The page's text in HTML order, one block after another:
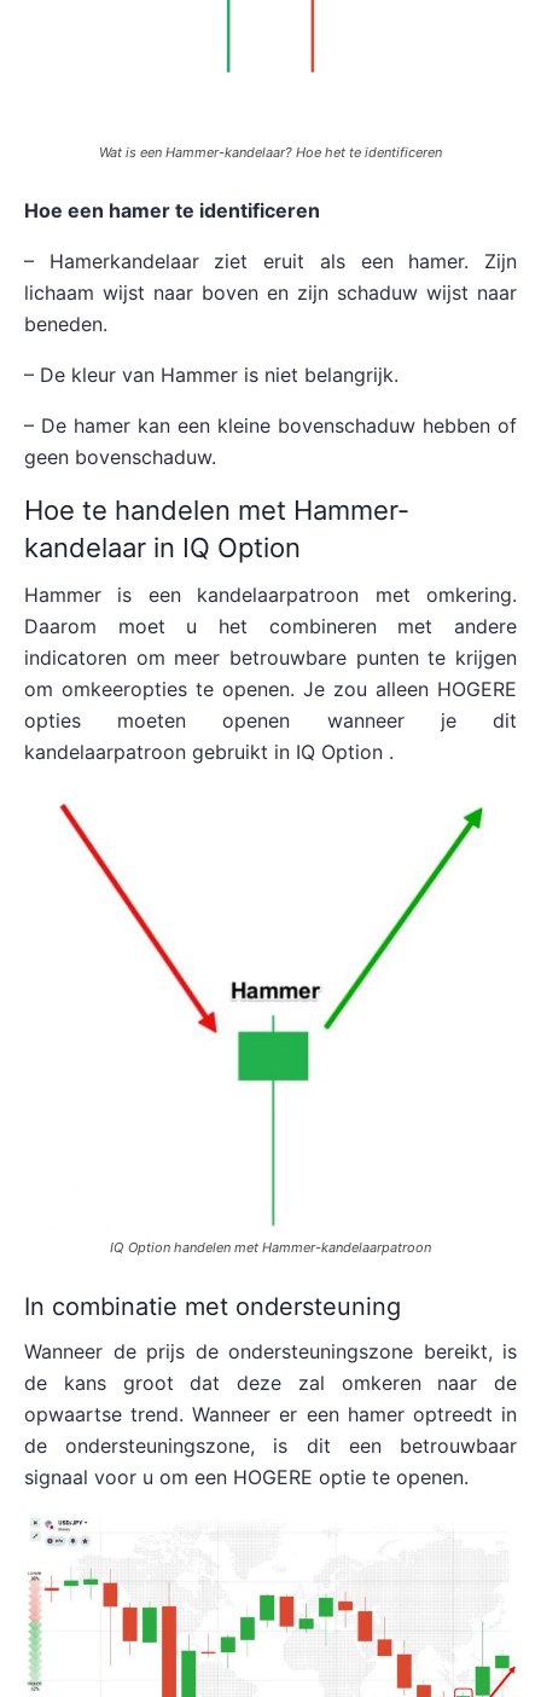
Wat is een Hammer-kandelaar? Hoe het te identificeren
Hoe een hamer te identificeren
– Hamerkandelaar ziet eruit als een hamer. Zijn
lichaam wijst naar boven en zijn schaduw wijst naar
beneden.
– De kleur van Hammer is niet belangrijk.
– De hamer kan een kleine bovenschaduw hebben of
geen bovenschaduw.
Hoe te handelen met Hammer-
kandelaar in IQ Option
Hammer is een kandelaarpatroon met omkering.
Daarom moet u het combineren met andere
indicatoren om meer betrouwbare punten te krijgen
om omkeeropties te openen. Je zou alleen HOGERE
opties moeten openen wanneer je dit
kandelaarpatroon gebruikt in IQ Option .
IQ Option handelen met Hammer-kandelaarpatroon
In combinatie met ondersteuning
Wanneer de prijs de ondersteuningszone bereikt, is
de kans groot dat deze zal omkeren naar de
opwaartse trend. Wanneer er een hamer optreedt in
de ondersteuningszone, is dit een betrouwbaar
signaal voor u om een HOGERE optie te openen.